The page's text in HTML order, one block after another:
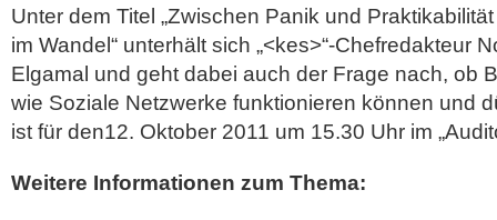
Unter dem Titel „Zwischen Panik und
im Wandel“ unterhält sich „<kes>“-Chefredakteur
Elgamal und geht dabei auch der Frage nach, ob
wie Soziale Netzwerke funktionieren können und
ist für den12. Oktober 2011 um 15.30 Uhr im
Weitere Informationen zum Thema: